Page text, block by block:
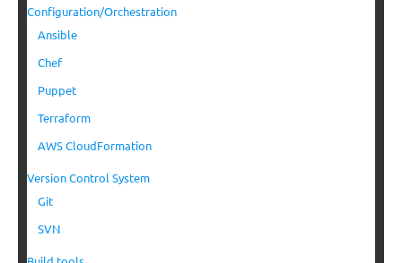
Configuration/Orchestration
Ansible
Chef
Puppet
Terraform
AWS CloudFormation
Version Control System
Git
SVN